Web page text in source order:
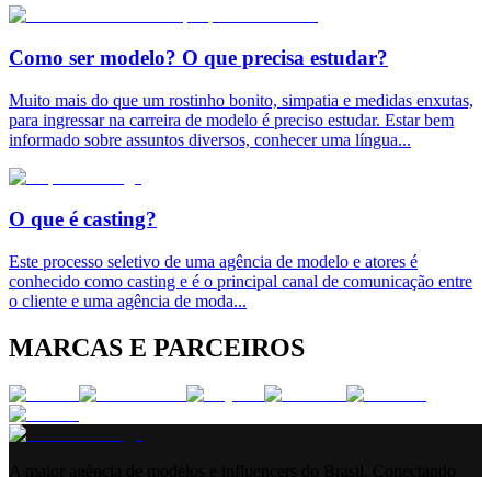
Como ser modelo? O que precisa estudar?
Muito mais do que um rostinho bonito, simpatia e medidas enxutas,
para ingressar na carreira de modelo é preciso estudar. Estar bem
informado sobre assuntos diversos, conhecer uma língua...
O que é casting?
Este processo seletivo de uma agência de modelo e atores é
conhecido como casting e é o principal canal de comunicação entre
o cliente e uma agência de moda...
MARCAS E PARCEIROS